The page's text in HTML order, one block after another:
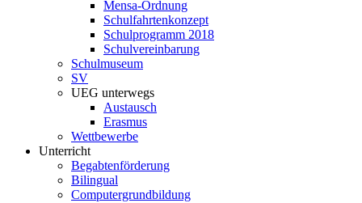
Mensa-Ordnung
Schulfahrtenkonzept
Schulprogramm 2018
Schulvereinbarung
Schulmuseum
SV
UEG unterwegs
Austausch
Erasmus
Wettbewerbe
Unterricht
Begabtenförderung
Bilingual
Computergrundbildung